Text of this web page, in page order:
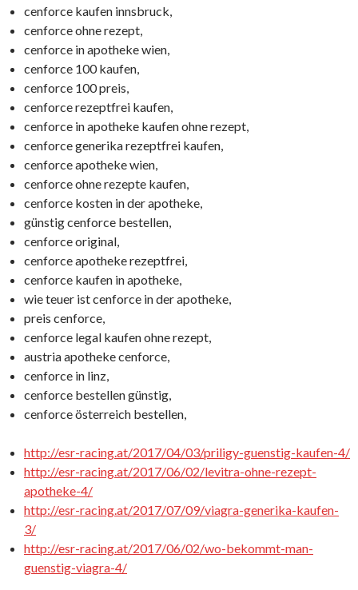
cenforce kaufen innsbruck,
cenforce ohne rezept,
cenforce in apotheke wien,
cenforce 100 kaufen,
cenforce 100 preis,
cenforce rezeptfrei kaufen,
cenforce in apotheke kaufen ohne rezept,
cenforce generika rezeptfrei kaufen,
cenforce apotheke wien,
cenforce ohne rezepte kaufen,
cenforce kosten in der apotheke,
günstig cenforce bestellen,
cenforce original,
cenforce apotheke rezeptfrei,
cenforce kaufen in apotheke,
wie teuer ist cenforce in der apotheke,
preis cenforce,
cenforce legal kaufen ohne rezept,
austria apotheke cenforce,
cenforce in linz,
cenforce bestellen günstig,
cenforce österreich bestellen,
http://esr-racing.at/2017/04/03/priligy-guenstig-kaufen-4/
http://esr-racing.at/2017/06/02/levitra-ohne-rezept-
apotheke-4/
http://esr-racing.at/2017/07/09/viagra-generika-kaufen-
3/
http://esr-racing.at/2017/06/02/wo-bekommt-man-
guenstig-viagra-4/